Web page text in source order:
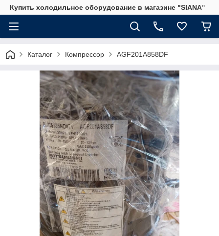
Купить холодильное оборудование в магазине "SIANA"
Каталог Компрессор AGF201A858DF